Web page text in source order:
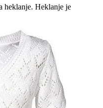
heklanje. Heklanje je